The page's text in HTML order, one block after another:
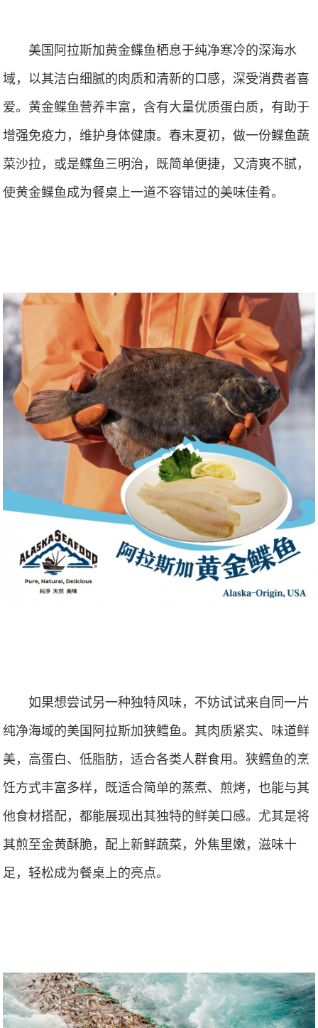
美国阿拉斯加黄金鲽鱼栖息于纯净寒冷的深海水
域，以其洁白细腻的肉质和清新的口感，深受消费者喜
爱。 黄金鲽鱼营养丰富，含有大量优质蛋白质，有助于
增强免疫力，维护身体健康。春末夏初，做一份鲽鱼蔬
菜沙拉，或是鲽鱼三明治，既简单便捷，又清爽不腻，
使黄金鲽鱼成为餐桌上一道不容错过的美味佳肴。
如果想尝试另一种独特风味，不妨试试来自同一片
纯净海域的美国阿拉斯加狭鳕鱼。其肉质紧实、味道鲜
美，高蛋白、低脂肪，适合各类人群食用。狭鳕鱼的烹
饪方式丰富多样，既适合简单的蒸煮、煎烤，也能与其
他食材搭配，都能展现出其独特的鲜美口感。尤其是将
其煎至金黄酥脆，配上新鲜蔬菜，外焦里嫩，滋味十
足，轻松成为餐桌上的亮点。